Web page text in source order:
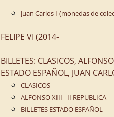
Juan Carlos I (monedas de
FELIPE VI (2014-
BILLETES: CLASICOS,
ESTADO ESPAÑOL, JUAN
CLASICOS
ALFONSO XIII - II REPUBLICA
BILLETES ESTADO ESPAÑOL